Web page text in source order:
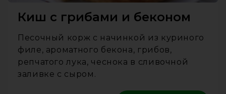
Киш с грибами и беконом
Песочный корж с начинкой из куриного
филе, ароматного бекона, грибов,
репчатого лука, чеснока в сливочной
заливке с сыром.